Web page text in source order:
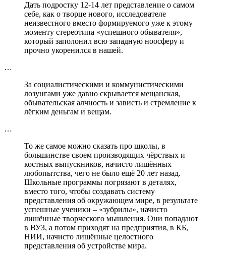
Дать подростку 12-14 лет представление о самом
себе, как о творце нового, исследователе
неизвестного вместо формируемого уже к этому
моменту стереотипа «успешного обывателя»,
который заполонил всю западную ноосферу и
прочно укоренился в нашей.
…
За социалистическими и коммунистическими
лозунгами уже давно скрывается мещанская,
обывательская алчность и зависть и стремление к
лёгким деньгам и вещам.
…
То же самое можно сказать про школы, в
большинстве своем производящих чёрствых и
костных выпускников, начисто лишённых
любопытства, чего не было ещё 20 лет назад.
Школьные программы погрязают в деталях,
вместо того, чтобы создавать систему
представления об окружающем мире, в результате
успешные ученики – «зубрилы», начисто
лишённые творческого мышления. Они попадают
в ВУЗ, а потом приходят на предприятия, в КБ,
НИИ, начисто лишённые целостного
представления об устройстве мира.